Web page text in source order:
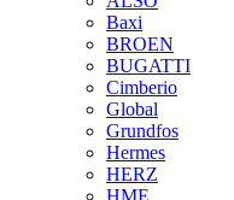
Baxi
BROEN
BUGATTI
Cimberio
Global
Grundfos
Hermes
HERZ
HME